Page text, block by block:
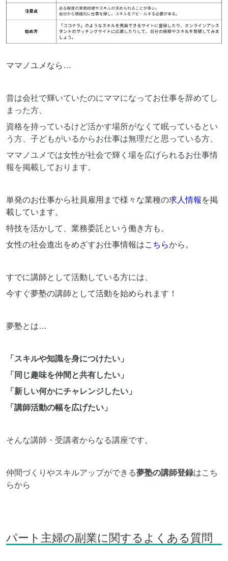
ママノユメなら…
昔は会社で輝いていたのにママになってお仕事を辞めてし
まった方、
資格を持っているけど活かす場所がなくて眠っているとい
う方、子どもがいるからお仕事は無理だと思っている方、
ママノユメでは女性が社会で輝く場を広げられるお仕事情
報を掲載しております。
単発のお仕事から社員雇用まで様々な業種の求人情報 を掲
載しています。
特技を活かして、業務委託という働き方も。
女性の社会進出をめざすお仕事情報はこちらから。
すでに講師として活動している方には、
今すぐ夢塾の講師として活動を始められます！
夢塾とは…
「スキルや知識を身につけたい」
「同じ趣味を仲間と共有したい」
「新しい何かにチャレンジしたい」
「講師活動の幅を広げたい」
そんな講師・受講者からなる講座です。
仲間づくりやスキルアップができる夢塾の講師登録はこち
らから
パート主婦の副業に関するよくある質問